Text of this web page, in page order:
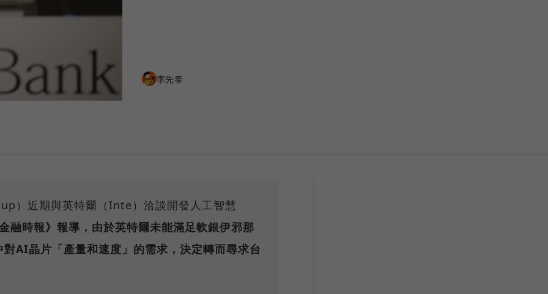
李先泰
）近期與英特爾（Inte）洽談開發人工智慧
融時報》報導，由於英特爾未能滿足軟銀伊邪那
AI晶片「產量和速度」的需求，決定轉而尋求台